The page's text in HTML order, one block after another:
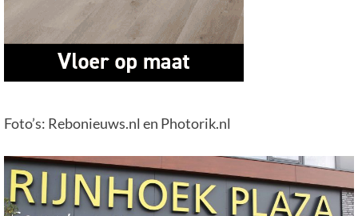
Foto’s: Rebonieuws.nl en Photorik.nl